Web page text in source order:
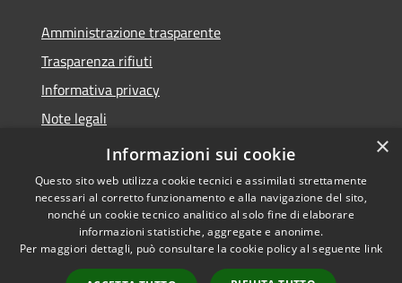
Amministrazione trasparente
Trasparenza rifiuti
Informativa privacy
Note legali
Dichiarazione di accessibilità
Accessibilità
Copyright © 2026 • Città di
Messina • Powered by
×
Informazioni sui cookie
Questo sito web utilizza cookie tecnici e assimilati strettamente
necessari al corretto funzionamento e alla navigazione del sito,
nonché un cookie tecnico analitico al solo fine di elaborare
informazioni statistiche, aggregate e anonime.
Per maggiori dettagli, può consultare la cookie policy al seguente link